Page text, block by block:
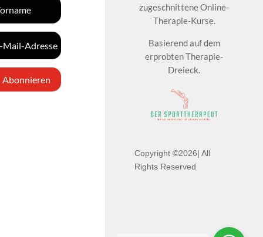
Abonnieren
zugeschnittene Online-
Therapie-Kurse.
Basierend auf dem
erprobten Therapie-
Dreieck.
Copyright ©2026| All
Rights Reserved